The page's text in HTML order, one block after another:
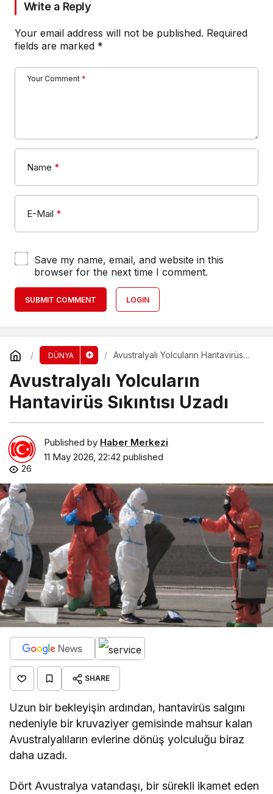
Write a Reply
Your email address will not be published. Required
fields are marked *
Your Comment *
Name *
E-Mail *
Save my name, email, and website in this
browser for the next time I comment.
SUBMIT COMMENT LOGIN
DÜNYA
Avustralyalı Yolcuların Hantavirüs
Avustralyalı Yolcuların
Hantavirüs Sıkıntısı Uzadı
Published by Haber Merkezi
11 May 2026, 22:42 published
26
SHARE
Uzun bir bekleyişin ardından, hantavirüs salgını
nedeniyle bir kruvaziyer gemisinde mahsur kalan
Avustralyalıların evlerine dönüş yolculuğu biraz
daha uzadı.
Dört Avustralya vatandaşı, bir sürekli ikamet eden